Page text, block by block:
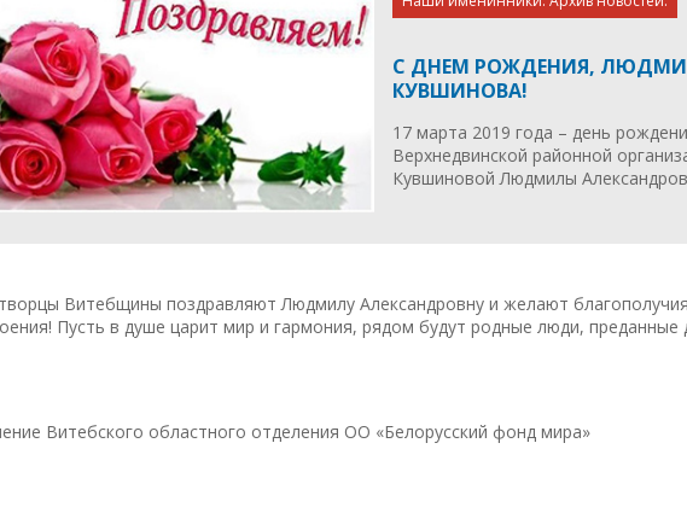
С ДНЕМ РОЖДЕНИЯ,
КУВШИНОВА!
17 марта 2019 года – день
Верхнедвинской районной
Кувшиновой Людмилы
Витебщины поздравляют Людмилу Александровну и желают
Пусть в душе царит мир и гармония, рядом будут родные люди, преданные
Витебского областного отделения ОО «Белорусский фонд мира»